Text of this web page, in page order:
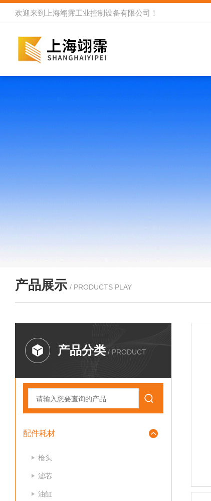
欢迎来到 上海翊霈工业控制设备有限公司 ！
产品展示 / PRODUCTS PLAY
产品分类 / PRODUCT
配件耗材
枪头
滤芯
油缸